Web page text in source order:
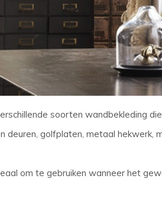
soorten wandbekleding
deuren, golfplaten, metaal
om te gebruiken wanneer het